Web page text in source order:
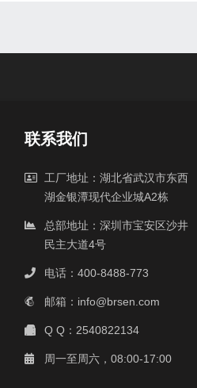
联系我们
工厂地址：湖北省武汉市东西
湖金银潭现代企业城A2栋
总部地址：深圳市宝安区沙井
民主大道4号
电话：400-8488-773
邮箱：info@brsen.com
Q Q：2540822134
周一至周六，08:00-17:00